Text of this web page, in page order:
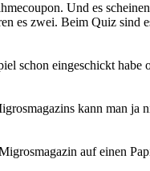
Und es
es zwei. Beim Quiz sind
schon eingeschickt habe
kann man ja
auf einen